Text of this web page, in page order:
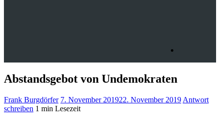
Abstandsgebot von Undemokraten
Frank Burgdörfer 7. November 201922. November 2019 Antwort
schreiben 1 min Lesezeit